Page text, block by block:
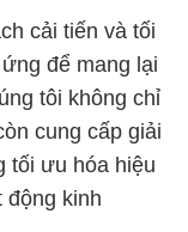
cải tiến và tối
để mang lại
tôi không chỉ
cung cấp giải
tối ưu hóa hiệu
động kinh